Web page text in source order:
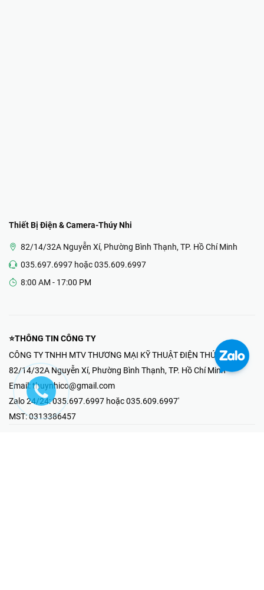
Thiết Bị Điện & Camera-Thúy Nhi
82/14/32A Nguyễn Xí, Phường Bình Thạnh, TP. Hồ Chí Minh
035.697.6997 hoặc 035.609.6997
8:00 AM - 17:00 PM
⭐THÔNG TIN CÔNG TY
CÔNG TY TNHH MTV THƯƠNG MẠI KỸ THUẬT ĐIỆN THÚY NHI
82/14/32A Nguyễn Xí, Phường Bình Thạnh, TP. Hồ Chí Minh
Email: thuynhico@gmail.com
Zalo 24/24:035.697.6997 hoặc 035.609.6997'
MST:0313386457